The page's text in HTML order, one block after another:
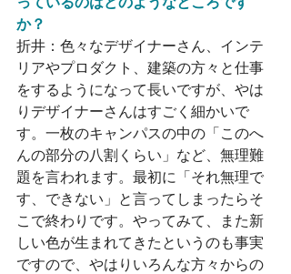
か？
折井：色々なデザイナーさん、インテ
リアやプロダクト、建築の方々と仕事
をするようになって長いですが、やは
りデザイナーさんはすごく細かいで
す。一枚のキャンパスの中の「このへ
んの部分の八割くらい」など、無理難
題を言われます。最初に「それ無理で
す、できない」と言ってしまったらそ
こで終わりです。やってみて、また新
しい色が生まれてきたというのも事実
ですので、やはりいろんな方々からの